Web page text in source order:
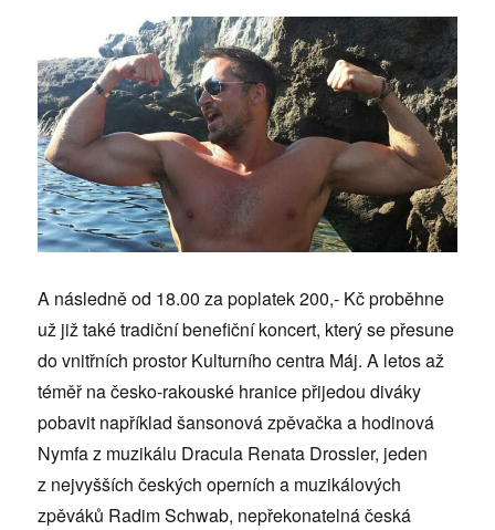
A následně od 18.00 za poplatek 200,- Kč proběhne
už již také tradiční benefiční koncert, který se přesune
do vnitřních prostor Kulturního centra Máj. A letos až
téměř na česko-rakouské hranice přijedou diváky
pobavit například šansonová zpěvačka a hodinová
Nymfa z muzikálu Dracula Renata Drossler, jeden
z nejvyšších českých operních a muzikálových
zpěváků Radim Schwab, nepřekonatelná česká